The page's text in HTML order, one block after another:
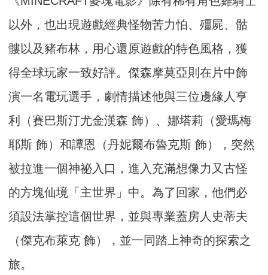
以外，也出現遊戲經典怪物苦力怕、殭屍、骷
髏以及豬布林，用心還原遊戲的特色風格，獲
得全球玩家一致好評。傑森摩莫亞則在片中飾
演一名電玩選手，劇情描述他與三位邊緣人亨
利（賽巴斯汀尤金漢森 飾）、娜塔莉（愛瑪梅
耶斯 飾）和譚恩（丹妮爾布魯克斯 飾），突然
被拉進一個神祕入口，進入充滿想像力又古怪
的方塊仙境「主世界」中。為了回家，他們必
須設法掌控這個世界，並與專業蓋房人史蒂夫
（傑克布萊克 飾），並一同踏上神奇的探索之
旅。